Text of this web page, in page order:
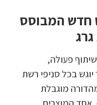
חדש המבוסס
פעולה,
בכל סניפי רשת
מוגבלת